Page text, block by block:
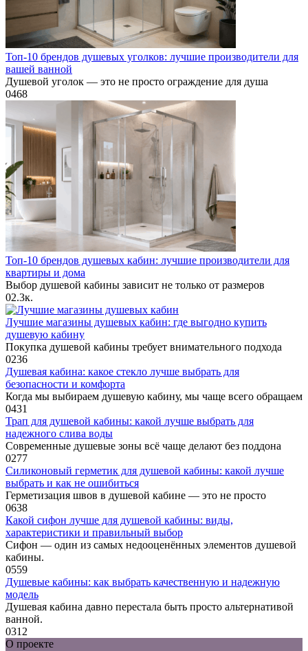
Топ-10 брендов душевых уголков: лучшие производители для
вашей ванной
Душевой уголок — это не просто ограждение для душа
0468
Топ-10 брендов душевых кабин: лучшие производители для
квартиры и дома
Выбор душевой кабины зависит не только от размеров
02.3к.
Лучшие магазины душевых кабин: где выгодно купить
душевую кабину
Покупка душевой кабины требует внимательного подхода
0236
Душевая кабина: какое стекло лучше выбрать для
безопасности и комфорта
Когда мы выбираем душевую кабину, мы чаще всего обращаем
0431
Трап для душевой кабины: какой лучше выбрать для
надежного слива воды
Современные душевые зоны всё чаще делают без поддона
0277
Силиконовый герметик для душевой кабины: какой лучше
выбрать и как не ошибиться
Герметизация швов в душевой кабине — это не просто
0638
Какой сифон лучше для душевой кабины: виды,
характеристики и правильный выбор
Сифон — один из самых недооценённых элементов душевой
кабины.
0559
Душевые кабины: как выбрать качественную и надежную
модель
Душевая кабина давно перестала быть просто альтернативой
ванной.
0312
О проекте